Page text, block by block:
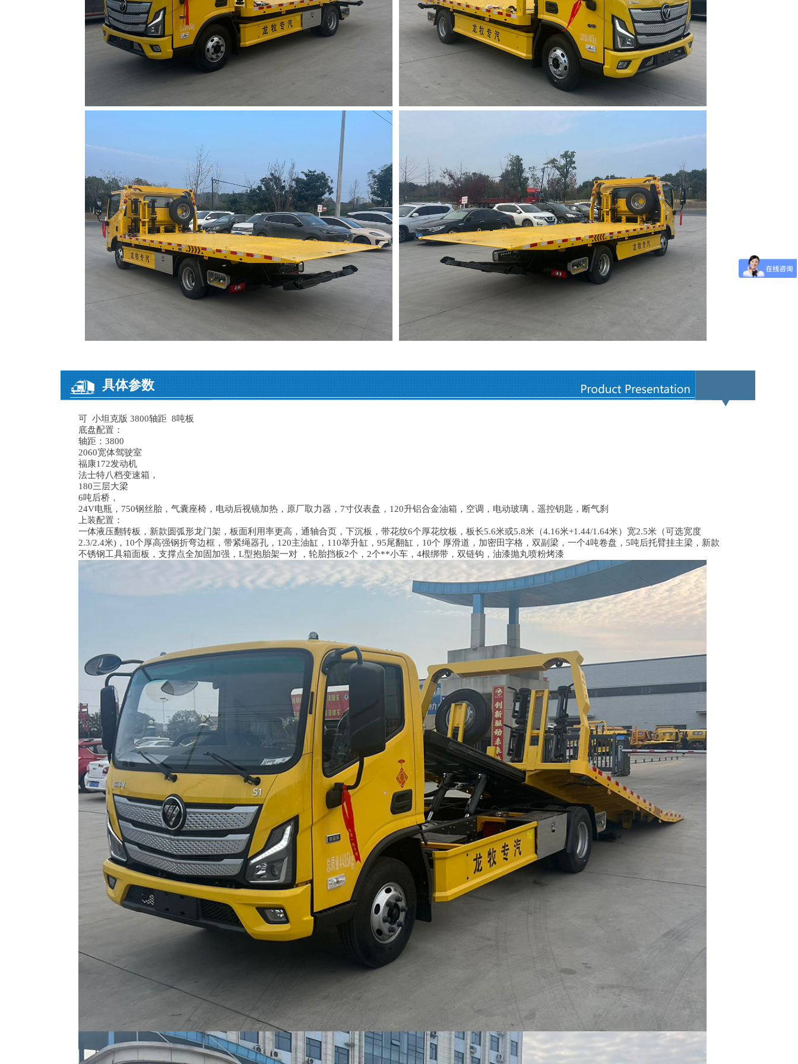
具体参数
可 小坦克版 3800轴距 8吨板
底盘配置：
轴距：3800
2060宽体驾驶室
福康172发动机
法士特八档变速箱，
180三层大梁
6吨后桥，
24V电瓶，750钢丝胎，气囊座椅，电动后视镜加热，原厂取力器，7寸仪表盘，120升铝合金油箱，空调，电动玻璃，遥控钥匙，断气刹
上装配置：
一体液压翻转板，新款圆弧形龙门架，板面利用率更高，通轴合页，下沉板，带花纹6个厚花纹板，板长5.6米或5.8米（4.16米+1.44/1.64米）宽2.5米（可选宽度
2.3/2.4米)，10个厚高强钢折弯边框，带紧绳器孔，120主油缸，110举升缸，95尾翻缸，10个 厚滑道，加密田字格，双副梁，一个4吨卷盘，5吨后托臂挂主梁，新款
不锈钢工具箱面板，支撑点全加固加强，L型抱胎架一对 ，轮胎挡板2个，2个**小车，4根绑带，双链钩，油漆抛丸喷粉烤漆